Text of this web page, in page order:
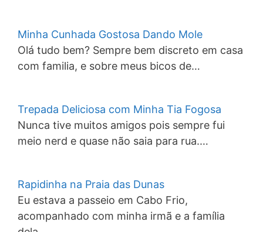
Minha Cunhada Gostosa Dando Mole
Olá tudo bem? Sempre bem discreto em casa
com familia, e sobre meus bicos de…
Trepada Deliciosa com Minha Tia Fogosa
Nunca tive muitos amigos pois sempre fui
meio nerd e quase não saia para rua.…
Rapidinha na Praia das Dunas
Eu estava a passeio em Cabo Frio,
acompanhado com minha irmã e a família